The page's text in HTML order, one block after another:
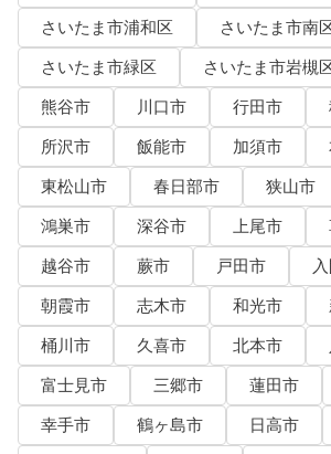
さいたま市浦和区
さいたま市南
さいたま市緑区
さいたま市岩槻
熊谷市
川口市 行田市
所沢市
飯能市 加須市
東松山市
春日部市 狭山市
鴻巣市
深谷市 上尾市
越谷市
蕨市 戸田市
朝霞市
志木市 和光市
桶川市
久喜市 北本市
富士見市
三郷市 蓮田市
幸手市
鶴ヶ島市 日高市